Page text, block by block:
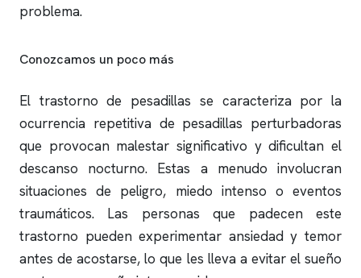
problema.
Conozcamos un poco más
El trastorno de pesadillas se caracteriza por la
ocurrencia repetitiva de pesadillas perturbadoras
que provocan malestar significativo y dificultan el
descanso nocturno. Estas a menudo involucran
situaciones de peligro, miedo intenso o eventos
traumáticos. Las personas que padecen este
trastorno pueden experimentar ansiedad y temor
antes de acostarse, lo que les lleva a evitar el sueño